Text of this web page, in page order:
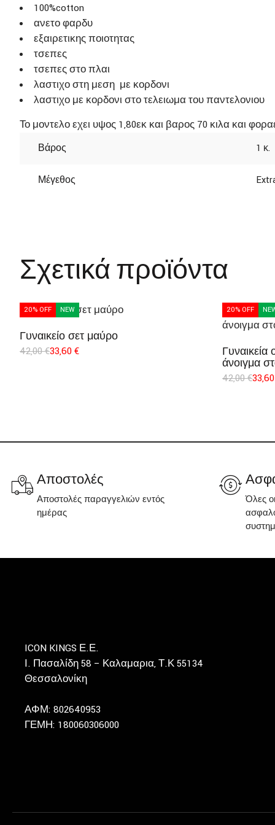
100%cotton
ανετο φαρδυ
εξαιρετικης ποιοτητας
τσεπες
τσεπες στο πλαι
λαστιχο στη μεση με κορδονι
λαστιχο με κορδονι στο τελειωμα του παντελονιου
Το μοντελο εχει υψος 1,80εκ και βαρος 70 κιλα και
Βάρος 1 κ.
Μέγεθος
Σχετικά προϊόντα
20% OFF NEW
Γυναικείο σετ μαύρο
42,00€33,60€
20% OFF
άνοιγμα
42,00€33,60
Αποστολές
Αποστολές παραγγελιών εντός
ημέρας
Όλες
ICON KINGS Ε.Ε.
Ι. Πασαλίδη 58 – Καλαμαρια, Τ.Κ 55134
Θεσσαλονίκη
ΑΦΜ: 802640953
ΓΕΜΗ: 180060306000